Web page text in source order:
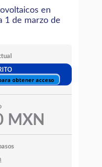
en
1 de marzo de
obtener acceso
MXN